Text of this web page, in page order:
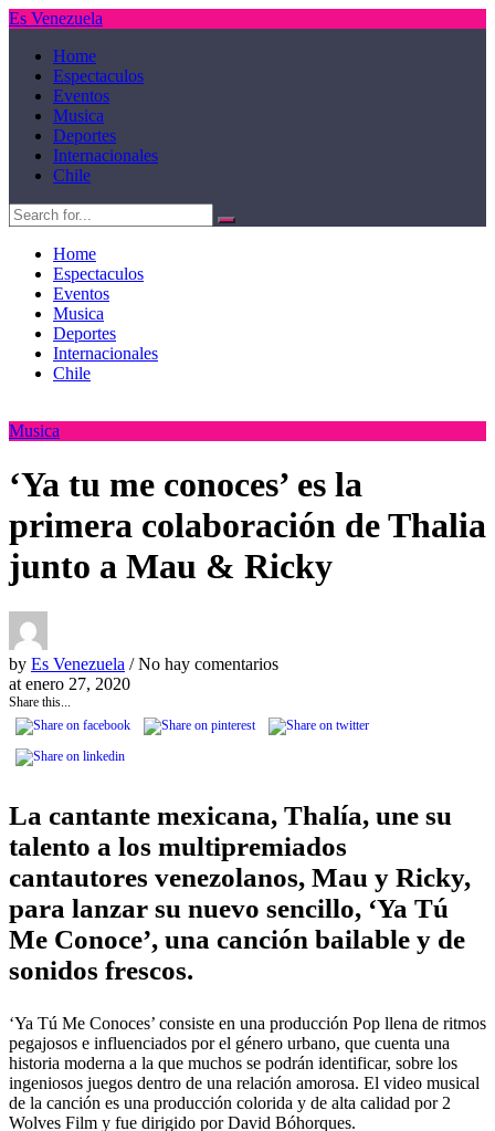
Es Venezuela
Home
Espectaculos
Eventos
Musica
Deportes
Internacionales
Chile
Home
Espectaculos
Eventos
Musica
Deportes
Internacionales
Chile
Musica
‘Ya tu me conoces’ es la
primera colaboración de Thalia
junto a Mau & Ricky
by Es Venezuela / No hay comentarios
at enero 27, 2020
Share this...
La cantante mexicana, Thalía, une su
talento a los multipremiados
cantautores venezolanos, Mau y Ricky,
para lanzar su nuevo sencillo, ‘Ya Tú
Me Conoce’, una canción bailable y de
sonidos frescos.
‘Ya Tú Me Conoces’ consiste en una producción Pop llena de ritmos
pegajosos e influenciados por el género urbano, que cuenta una
historia moderna a la que muchos se podrán identificar, sobre los
ingeniosos juegos dentro de una relación amorosa. El video musical
de la canción es una producción colorida y de alta calidad por 2
Wolves Film y fue dirigido por David Bóhorques.